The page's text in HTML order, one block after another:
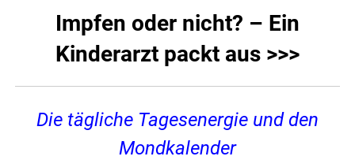
Impfen oder nicht? – Ein
Kinderarzt packt aus >>>
Die tägliche Tagesenergie und den
Mondkalender